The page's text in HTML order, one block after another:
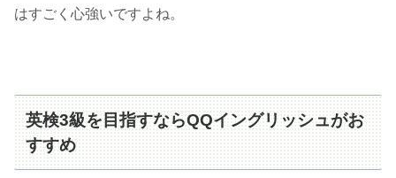
はすごく心強いですよね。
英検3級を目指すならQQイングリッシュがお
すすめ